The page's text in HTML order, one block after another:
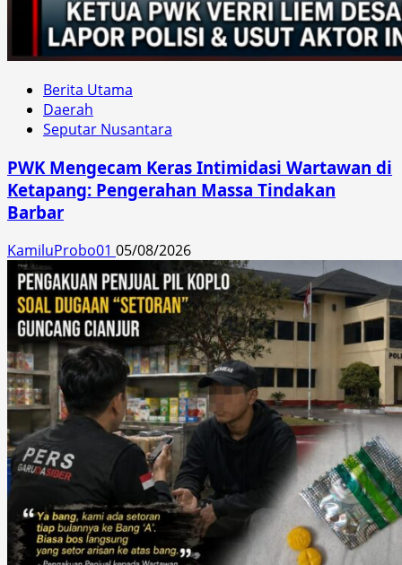
Berita Utama
Daerah
Seputar Nusantara
PWK Mengecam Keras Intimidasi Wartawan di
Ketapang: Pengerahan Massa Tindakan
Barbar
KamiluProbo01 05/08/2026